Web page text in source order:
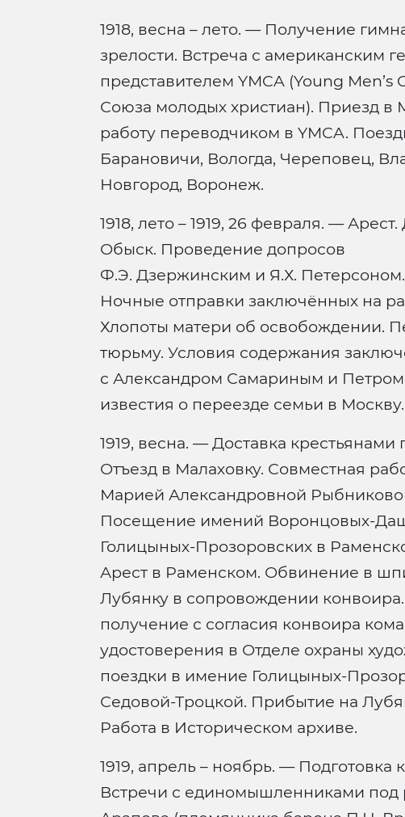
1918, весна – лето. — Получение
зрелости. Встреча с американским
представителем YMCA (Young Men’s
Союза молодых христиан). Приезд в
работу переводчиком в YMCA.
Барановичи, Вологда, Череповец,
Новгород, Воронеж.
1918, лето – 1919, 26 февраля. —
Обыск. Проведение допросов
Ф.Э. Дзержинским и Я.Х.
Ночные отправки заключённых на
Хлопоты матери об освобождении.
тюрьму. Условия содержания
с Александром Самариным и
известия о переезде семьи в
1919, весна. — Доставка
Отъезд в Малаховку. Совместная
Марией Александровной
Посещение имений Воронцовых-
Голицыных-Прозоровских в
Арест в Раменском. Обвинение в
Лубянку в сопровождении
получение с согласия конвоира
удостоверения в Отделе охраны
поездки в имение Голицыных-
Седовой-Троцкой. Прибытие на
Работа в Историческом архиве.
1919, апрель – ноябрь. —
Встречи с единомышленниками под